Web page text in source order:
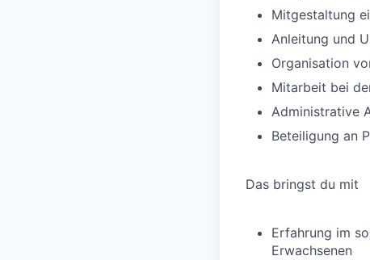
Mitgestaltung
Anleitung und
Organisation
Mitarbeit bei
Administrative
Beteiligung an
Das bringst du mit
Erfahrung im
Erwachsenen